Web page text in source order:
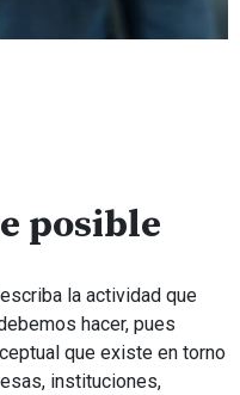
posible
la actividad que
hacer, pues
que existe en torno
instituciones,